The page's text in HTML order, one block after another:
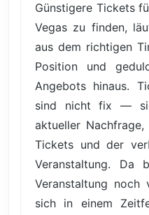
Günstigere Tickets
Vegas zu finden,
aus dem richtigen
Position und
Angebots hinaus.
sind nicht fix —
aktueller
Tickets und der
Veranstaltung.
Veranstaltung noch
sich in einem